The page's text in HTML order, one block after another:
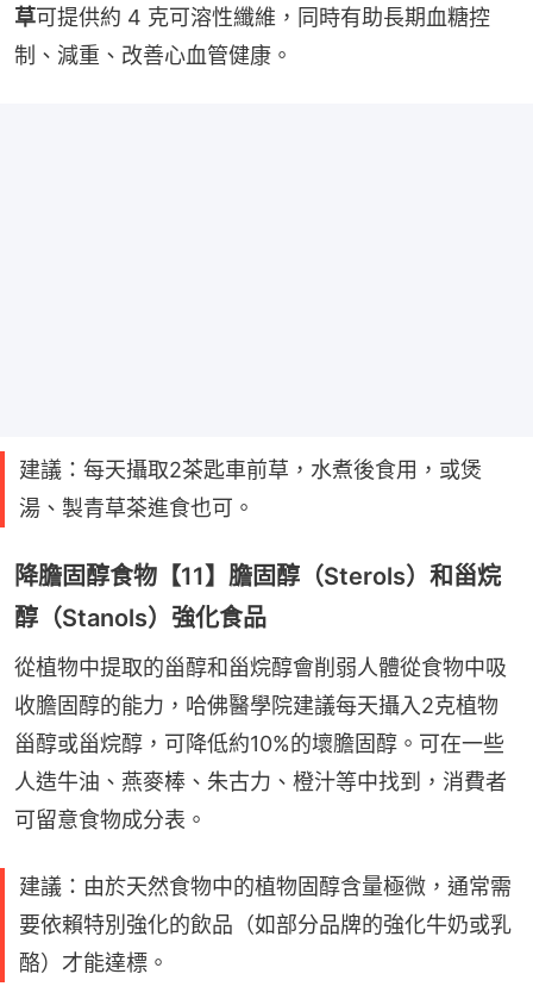
草可提供約 4 克可溶性纖維，同時有助長期血糖控
制、減重、改善心血管健康。
建議：每天攝取2茶匙車前草，水煮後食用，或煲
湯、製青草茶進食也可。
降膽固醇食物【11】膽固醇（Sterols）和甾烷
醇（Stanols）強化食品
從植物中提取的甾醇和甾烷醇會削弱人體從食物中吸
收膽固醇的能力，哈佛醫學院建議每天攝入2克植物
甾醇或甾烷醇，可降低約10%的壞膽固醇。可在一些
人造牛油、燕麥棒、朱古力、橙汁等中找到，消費者
可留意食物成分表。
建議：由於天然食物中的植物固醇含量極微，通常需
要依賴特別強化的飲品（如部分品牌的強化牛奶或乳
酪）才能達標。